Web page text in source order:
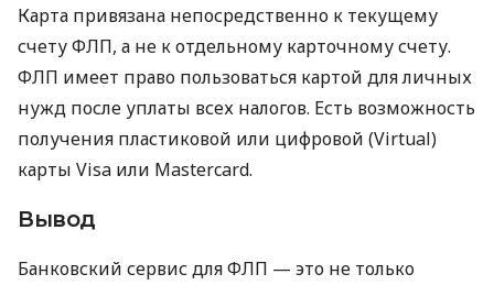
Карта привязана непосредственно к текущему
счету ФЛП, а не к отдельному карточному счету.
ФЛП имеет право пользоваться картой для личных
нужд после уплаты всех налогов. Есть возможность
получения пластиковой или цифровой (Virtual)
карты Visa или Mastercard.
Вывод
Банковский сервис для ФЛП — это не только